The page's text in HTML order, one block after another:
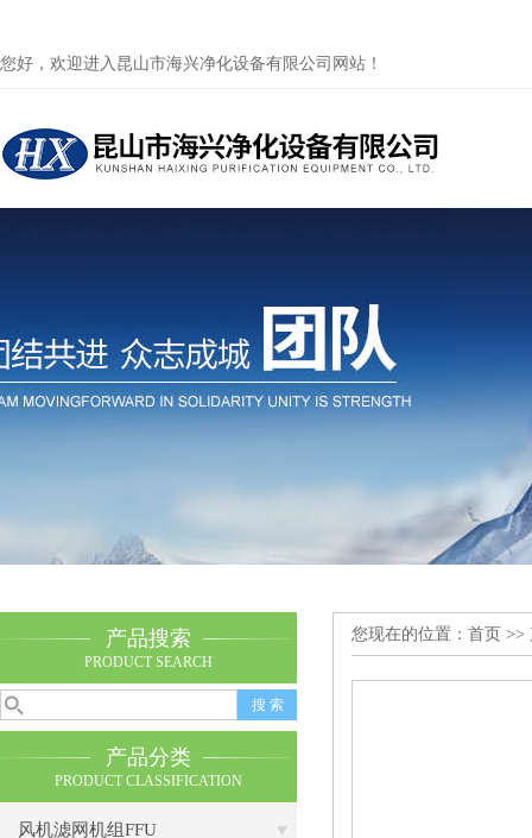
您好，欢迎进入昆山市海兴净化设备有限公司网站！
产品搜索
PRODUCT SEARCH
产品分类
PRODUCT CLASSIFICATION
风机滤网机组FFU
您现在的位置： 首页 >>